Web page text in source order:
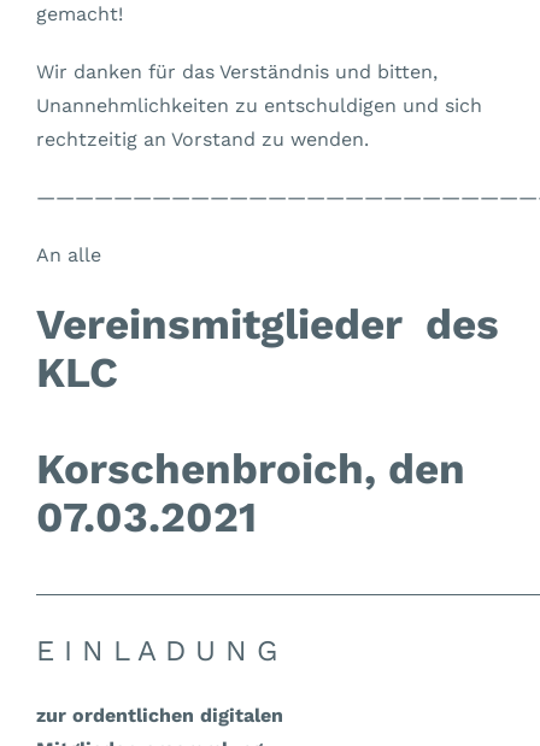
gemacht!
Wir danken für das Verständnis und bitten,
Unannehmlichkeiten zu entschuldigen und sich
rechtzeitig an Vorstand zu wenden.
An alle
Vereinsmitglieder des
KLC
Korschenbroich, den
07.03.2021
E I N L A D U N G
zur ordentlichen digitalen